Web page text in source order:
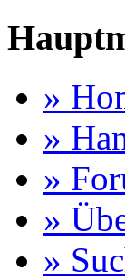
»
»
»
»
»